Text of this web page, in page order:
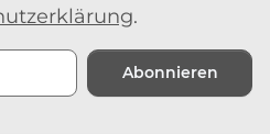
.
Abonnieren